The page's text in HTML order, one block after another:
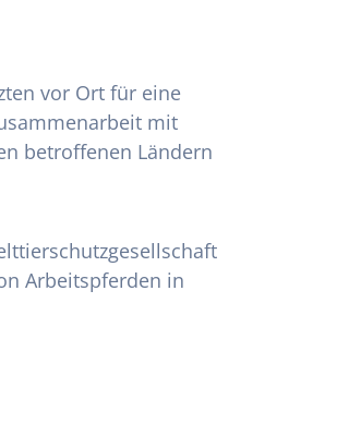
vor Ort für eine
mit
betroffenen Ländern
Arbeitspferden in